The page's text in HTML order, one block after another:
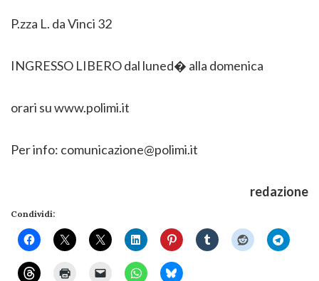
P.zza L. da Vinci 32
INGRESSO LIBERO dal luned� alla domenica
orari su www.polimi.it
Per info: comunicazione@polimi.it
redazione
Condividi: